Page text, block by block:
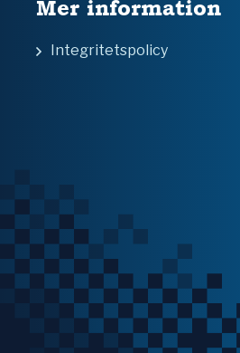
Mer information
Integritetspolicy